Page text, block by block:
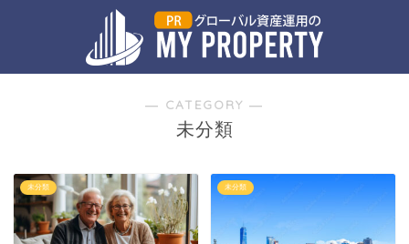
― CATEGORY ―
未分類
未分類 未分類